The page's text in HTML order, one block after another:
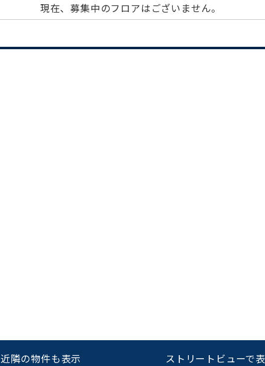
現在、募集中のフロアはございません。
0120-620-213
近隣の物件も表示 ストリートビューで